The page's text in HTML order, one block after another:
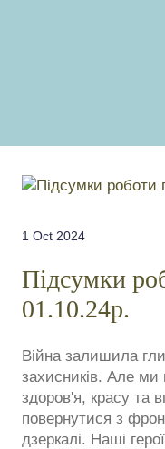
1 Oct 2024
Підсумки
01.10.24р.
Війна залишила
захисників. Але ми
здоров'я, красу та
повернутися з
дзеркалі. Наші